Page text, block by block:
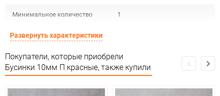
Минимальное количество 1
Количество в коробке
Единица измерения упак
Развернуть характеристики
Покупатели, которые приобрели
Бусинки 10мм П красные, также купили